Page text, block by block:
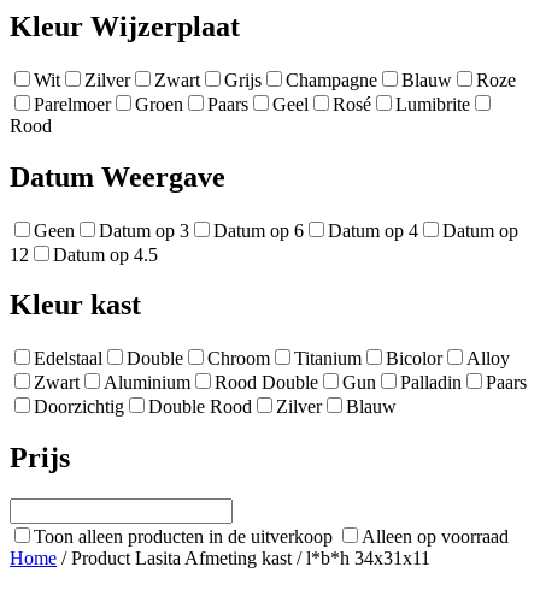
Kleur Wijzerplaat
Wit Zilver Zwart Grijs Champagne Blauw
Roze
Parelmoer
Groen Paars Geel Rosé
Lumibrite
Rood
Datum Weergave
Geen Datum op 3 Datum op 6 Datum op 4
Datum op
12
Datum op 4.5
Kleur kast
Edelstaal Double Chroom Titanium Bicolor
Alloy
Zwart
Aluminium Rood Double Gun Palladin
Paars
Doorzichtig
Double Rood Zilver Blauw
Prijs
Toon alleen producten in de uitverkoop
Alleen op voorraad
Home / Product Lasita Afmeting kast / l*b*h 34x31x11